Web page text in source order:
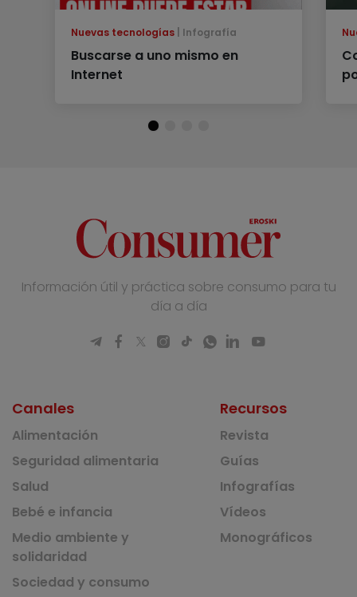
Nuevas tecnologías Infografía
Buscarse a uno mismo en
Internet
Información útil y práctica sobre consumo para tu
día a día
Canales
Alimentación
Seguridad alimentaria
Salud
Bebé e infancia
Medio ambiente y
solidaridad
Sociedad y consumo
Recursos
Revista
Guías
Infografías
Vídeos
Monográficos